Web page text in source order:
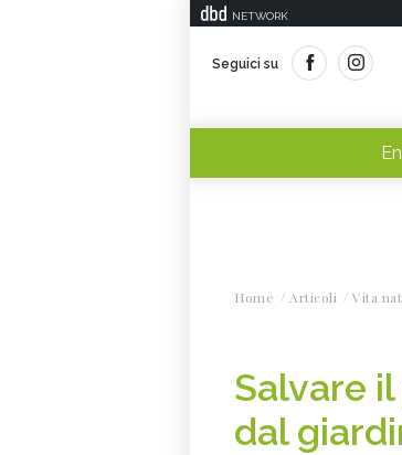
NETWORK
Seguici su
Home Articoli Vita
Salvare
dal